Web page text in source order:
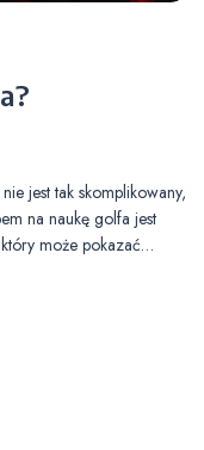
jest tak skomplikowany,
na naukę golfa jest
może pokazać…